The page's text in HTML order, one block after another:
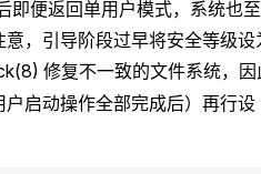
即便返回单用户模式，系统也
，引导阶段过早将安全等级设
修复不一致的文件系统，因
户启动操作全部完成后）再行设